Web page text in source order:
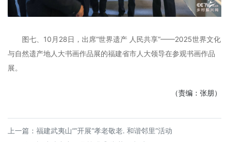
图七、10月28日，出席“世界遗产 人民共享”——2025世界文化
与自然遗产地人大书画作品展的福建省市人大领导在参观书画作品
展。
（责编：张朋）
上一篇： 福建武夷山“”开展“孝老敬老. 和谐邻里”活动